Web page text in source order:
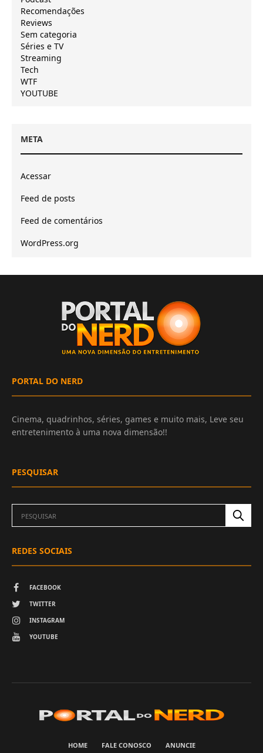
Recomendações
Reviews
Sem categoria
Séries e TV
Streaming
Tech
WTF
YOUTUBE
META
Acessar
Feed de posts
Feed de comentários
WordPress.org
PORTAL DO NERD
Cinema, quadrinhos, séries, games e muito mais, Leve seu
entretenimento à uma nova dimensão!!
PESQUISAR
REDES SOCIAIS
FACEBOOK
TWITTER
INSTAGRAM
YOUTUBE
HOME FALE CONOSCO ANUNCIE